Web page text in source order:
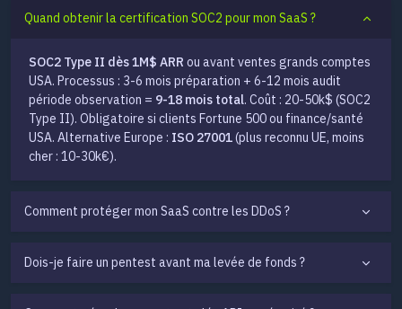
Quand obtenir la certification SOC2 pour mon SaaS ?
SOC2 Type II dès 1M$ ARR ou avant ventes grands comptes
USA. Processus : 3-6 mois préparation + 6-12 mois audit
période observation = 9-18 mois total. Coût : 20-50k$ (SOC2
Type II). Obligatoire si clients Fortune 500 ou finance/santé
USA. Alternative Europe : ISO 27001(plus reconnu UE, moins
cher : 10-30k€).
Comment protéger mon SaaS contre les DDoS ?
Dois-je faire un pentest avant ma levée de fonds ?